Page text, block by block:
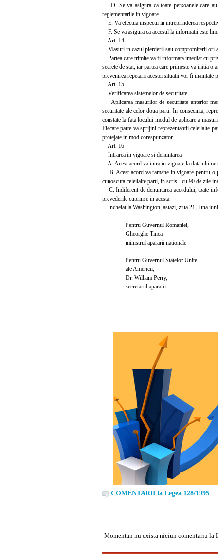
D. Se va asigura ca toate persoanele care
reglementarile in vigoare.
E. Va efectua inspectii in intreprinderea
F. Se va asigura ca accesul la informatii este
Art. 14
Masuri in cazul pierderii sau compromiterii ori
Partea care trimite va fi informata imediat cu
secrete de stat, iar partea care primeste va initia
prevenirea repetarii acestei situatii vor fi inaintate
Art. 15
Verificarea sistemelor de securitate
Aplicarea masurilor de securitate anterior
securitate ale celor doua parti. In consecinta,
constate la fata locului modul de aplicare a
Fiecare parte va sprijini reprezentantii celeilalte
protejate in mod corespunzator.
Art. 16
Intrarea in vigoare si denuntarea
A. Acest acord va intra in vigoare la data
B. Acest acord va ramane in vigoare pentru o
cunoscuta celeilalte parti, in scris - cu 90 de zile
C. Indiferent de denuntarea acordului, toate
prevederile cuprinse in acesta.
Incheiat la Washington, astazi, ziua 21, luna
Pentru Guvernul Romaniei,
Gheorghe Tinca,
ministrul apararii nationale
Pentru Guvernul Statelor Unite
ale Americii,
Dr. William Perry,
secretarul apararii
COMENTARII la Legea 128/1995
Momentan nu exista niciun comentariu la